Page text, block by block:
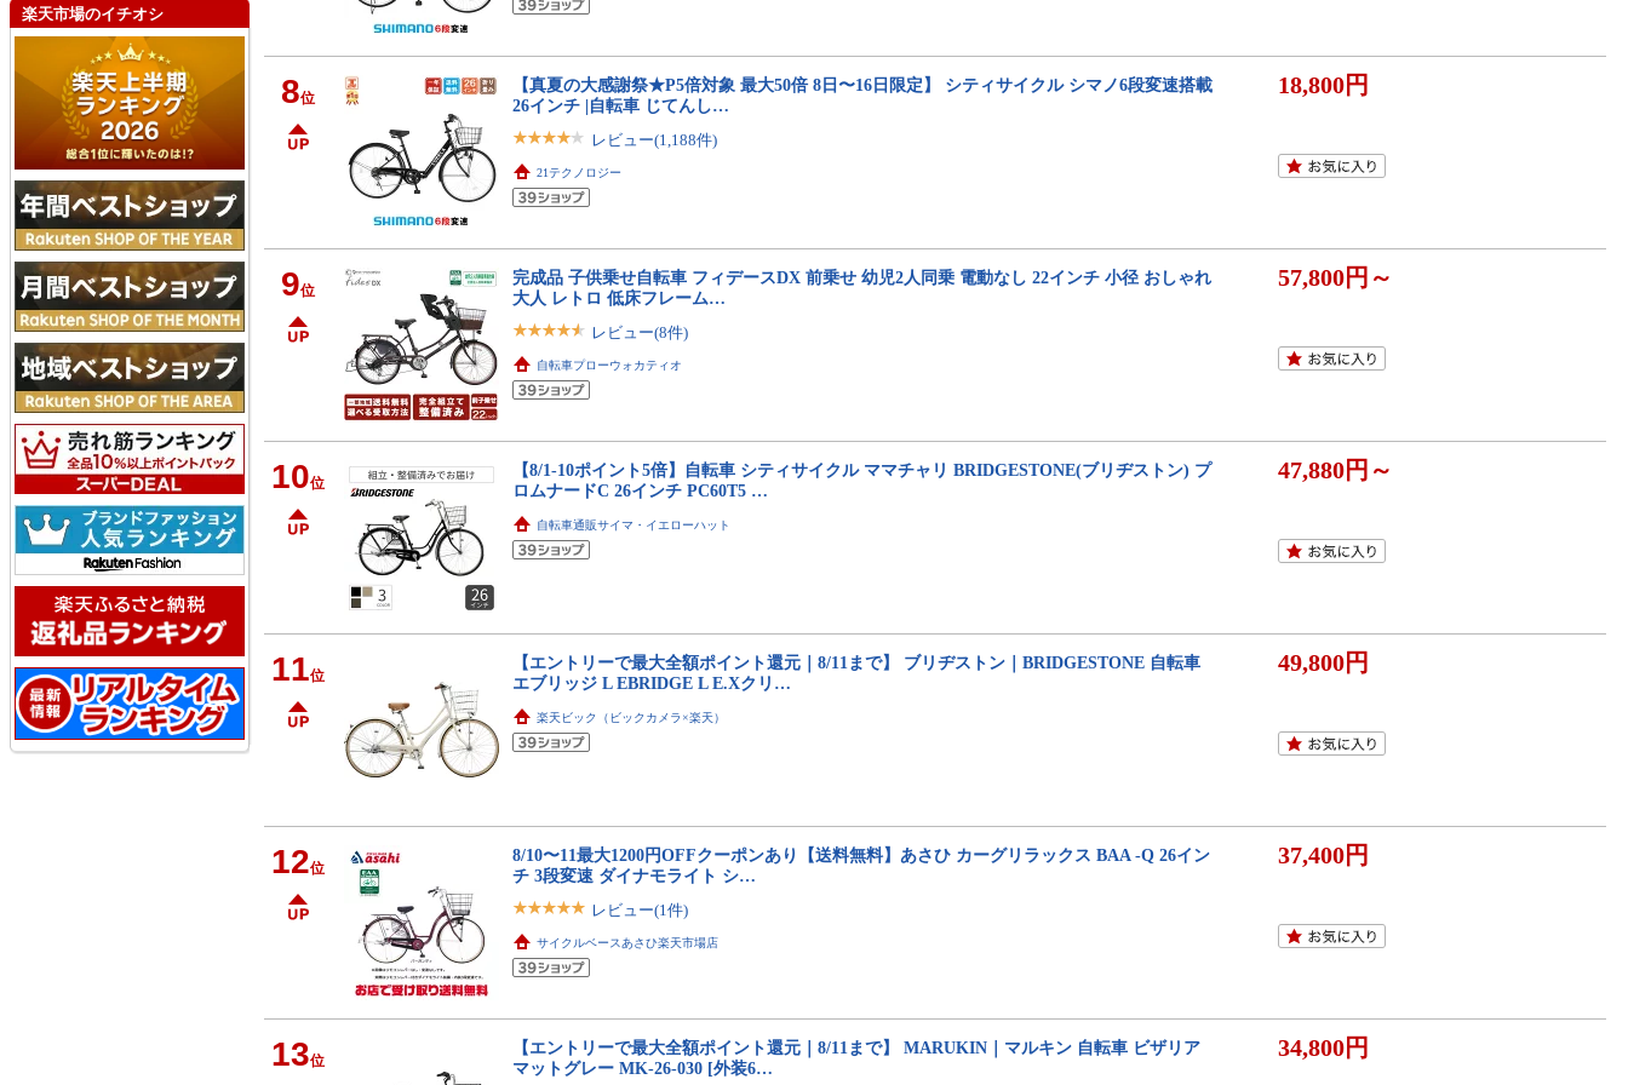
8位
【真夏の大感謝祭★P5倍対象 最大50倍 8日〜16日限定】 シティサイクル シマノ6段変速搭載
26インチ |自転車 じてんし…
レビュー(1,188件)
21テクノロジー
18,800円
9位
完成品 子供乗せ自転車 フィデースDX 前乗せ 幼児2人同乗 電動なし 22インチ 小径 おしゃれ
大人 レトロ 低床フレーム…
レビュー(8件)
自転車プローウォカティオ
57,800円～
10位
【8/1-10ポイント5倍】自転車 シティサイクル ママチャリ BRIDGESTONE(ブリヂストン) プ
ロムナードC 26インチ PC60T5 …
自転車通販サイマ・イエローハット
47,880円～
11位
【エントリーで最大全額ポイント還元｜8/11まで】 ブリヂストン｜BRIDGESTONE 自転車
エブリッジ L EBRIDGE L E.Xクリ…
楽天ビック（ビックカメラ×楽天）
49,800円
12位
8/10〜11最大1200円OFFクーポンあり【送料無料】あさひ カーグリラックス BAA -Q 26イン
チ 3段変速 ダイナモライト シ…
レビュー(1件)
サイクルベースあさひ楽天市場店
37,400円
13位
【エントリーで最大全額ポイント還元｜8/11まで】 MARUKIN｜マルキン 自転車 ビザリア
マットグレー MK-26-030 [外装6…
34,800円
楽天市場のイチオシ